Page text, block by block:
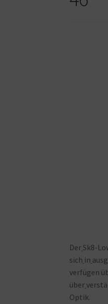
Der Sk8-
sich in
verfügen
über
Optik.